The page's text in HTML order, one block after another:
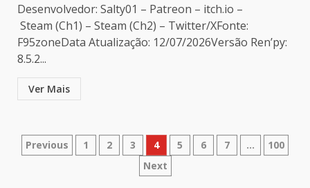
Desenvolvedor: Salty01 – Patreon – itch.io –
Steam (Ch1) – Steam (Ch2) – Twitter/XFonte:
F95zoneData Atualização: 12/07/2026Versão Ren’py:
8.5.2...
Ver Mais
Paginação
Previous 1 2 3 4 5 6 7 …
100
Next